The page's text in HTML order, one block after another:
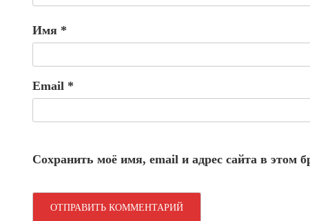
Имя *
Email *
Сохранить моё имя, email и адрес сайта в этом